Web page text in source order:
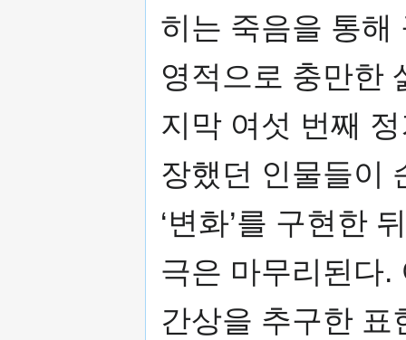
히는 죽음을 통해
영적으로 충만한
지막 여섯 번째
장했던 인물들이
‘변화’를 구현한
극은 마무리된다.
간상을 추구한 표